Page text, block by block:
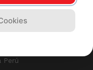
transacciones
Perú